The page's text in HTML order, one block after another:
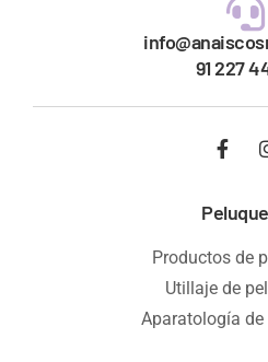
91 227
Productos de
Utillaje de
Aparatología de